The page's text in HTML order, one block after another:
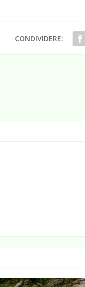
CONDIVIDERE: